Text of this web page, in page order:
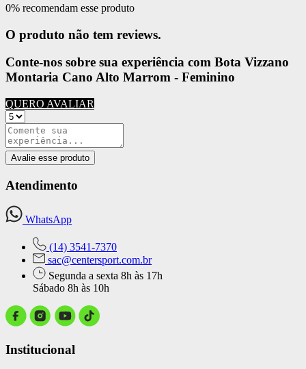
0% recomendam esse produto
O produto não tem reviews.
Conte-nos sobre sua experiência com Bota Vizzano
Montaria Cano Alto Marrom - Feminino
QUERO AVALIAR
Avalie esse produto
Atendimento
WhatsApp
(14) 3541-7370
sac@centersport.com.br
Segunda a sexta 8h às 17h
Sábado 8h às 10h
Institucional